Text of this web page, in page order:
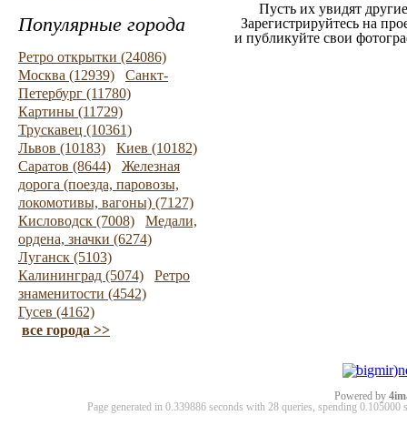
Популярные города
Ретро открытки (24086)
Москва (12939)
Санкт-
Петербург (11780)
Картины (11729)
Трускавец (10361)
Львов (10183)
Киев (10182)
Саратов (8644)
Железная
дорога (поезда, паровозы,
локомотивы, вагоны) (7127)
Кисловодск (7008)
Медали,
ордена, значки (6274)
Луганск (5103)
Калининград (5074)
Ретро
знаменитости (4542)
Гусев (4162)
все города >>
Пусть их увидят
Зарегистрируйтесь на
и публикуйте свои
Powered by
Page generated in 0.339886 seconds with 28 queries, spending